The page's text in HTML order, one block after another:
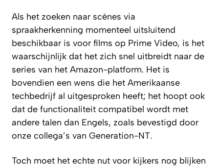
Als het zoeken naar scènes via
spraakherkenning momenteel uitsluitend
beschikbaar is voor films op Prime Video, is het
waarschijnlijk dat het zich snel uitbreidt naar de
series van het Amazon-platform. Het is
bovendien een wens die het Amerikaanse
techbedrijf al uitgesproken heeft; het hoopt ook
dat de functionaliteit compatibel wordt met
andere talen dan Engels, zoals bevestigd door
onze collega’s van Generation-NT.
Toch moet het echte nut voor kijkers nog blijken